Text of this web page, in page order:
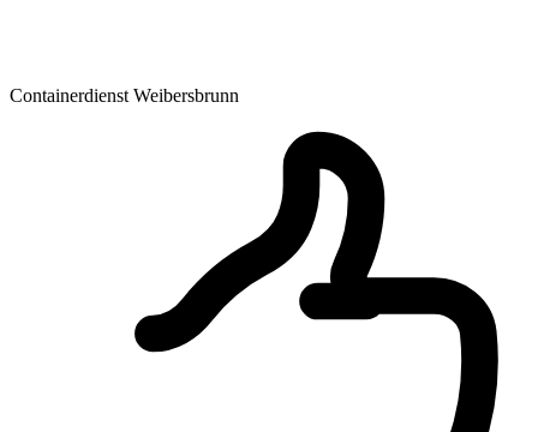
Containerdienst Weibersbrunn